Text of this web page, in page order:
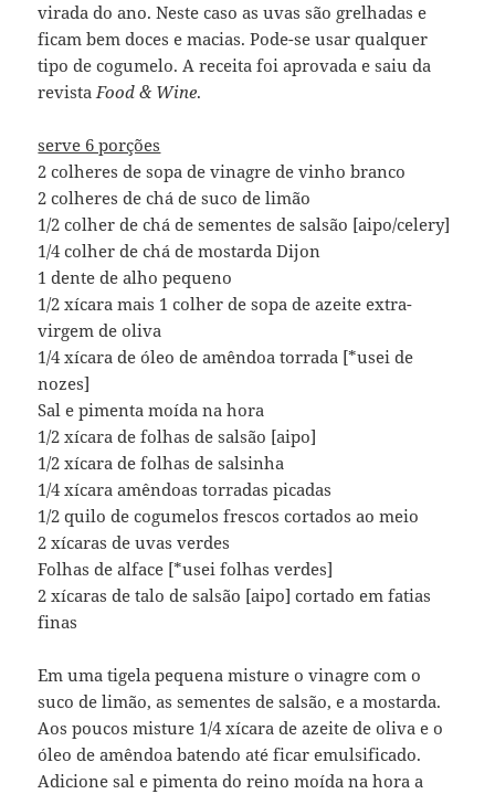
virada do ano. Neste caso as uvas são grelhadas e
ficam bem doces e macias. Pode-se usar qualquer
tipo de cogumelo. A receita foi aprovada e saiu da
revistaFood & Wine.
serve 6 porções
2 colheres de sopa de vinagre de vinho branco
2 colheres de chá de suco de limão
1/2 colher de chá de sementes de salsão [aipo/celery]
1/4 colher de chá de mostarda Dijon
1 dente de alho pequeno
1/2 xícara mais 1 colher de sopa de azeite extra-
virgem de oliva
1/4 xícara de óleo de amêndoa torrada [*usei de
nozes]
Sal e pimenta moída na hora
1/2 xícara de folhas de salsão [aipo]
1/2 xícara de folhas de salsinha
1/4 xícara amêndoas torradas picadas
1/2 quilo de cogumelos frescos cortados ao meio
2 xícaras de uvas verdes
Folhas de alface [*usei folhas verdes]
2 xícaras de talo de salsão [aipo] cortado em fatias
finas
Em uma tigela pequena misture o vinagre com o
suco de limão, as sementes de salsão, e a mostarda.
Aos poucos misture 1/4 xícara de azeite de oliva e o
óleo de amêndoa batendo até ficar emulsificado.
Adicione sal e pimenta do reino moída na hora a